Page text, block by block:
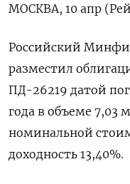
МОСКВА, 10 апр
Российский
разместил
ПД-26219 датой
года в объеме 7,03
номинальной
доходность 13,40%.